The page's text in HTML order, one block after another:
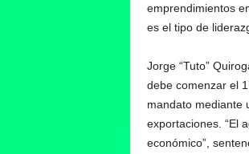
emprendimientos
es el tipo de
Jorge “Tuto”
debe comenzar el
mandato mediante
exportaciones. “El
económico”,